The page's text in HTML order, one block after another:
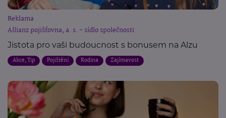
Reklama
Allianz pojišťovna, a. s. - sídlo společnosti
Jistota pro vaši budoucnost s bonusem na Alzu
Akce, Tip Pojištění Rodina Zajímavost